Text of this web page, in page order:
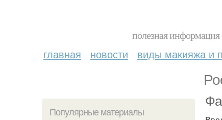
полезная информация
главная новости виды макияжа и
Популярные материалы